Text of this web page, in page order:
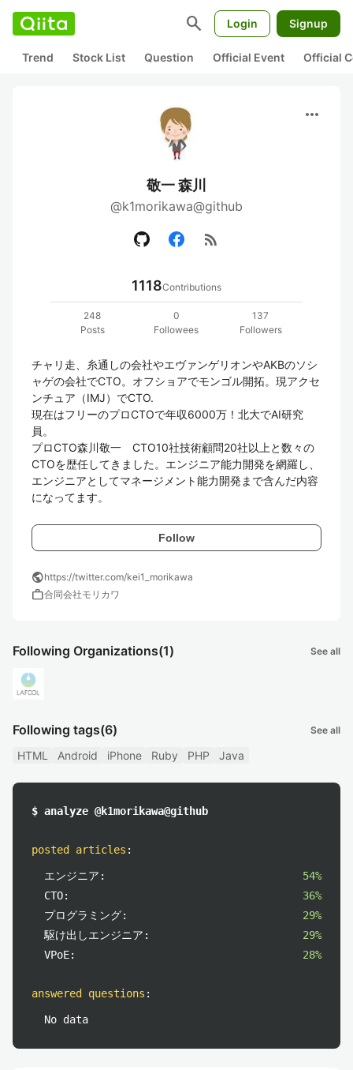
search Login Signup
Trend Stock List Question Official Event Official
more_horiz
敬一 森川
@k1morikawa@github
rss_feed
1118Contributions
248
Posts
0
Followees
137
Followers
チャリ走、糸通しの会社やエヴァンゲリオンやAKBのソシ
ャゲの会社でCTO。オフショアでモンゴル開拓。現アクセ
ンチュア（IMJ）でCTO.
現在はフリーのプロCTOで年収6000万！北大でAI研究
員。
プロCTO森川敬一　CTO10社技術顧問20社以上と数々の
CTOを歴任してきました。エンジニア能力開発を網羅し、
エンジニアとしてマネージメント能力開発まで含んだ内容
になってます。
Follow
publichttps://twitter.com/kei1_morikawa
work合同会社モリカワ
Following Organizations(1) See all
Following tags(6) See all
HTML Android iPhone Ruby PHP Java
$ analyze @k1morikawa@github
posted articles :
エンジニア:
54%
CTO:
36%
プログラミング:
29%
駆け出しエンジニア:
29%
VPoE:
28%
answered questions :
No data